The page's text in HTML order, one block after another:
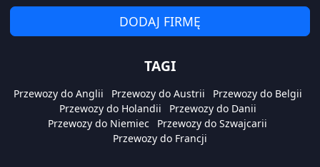
DODAJ FIRMĘ
TAGI
Przewozy do Anglii Przewozy do Austrii
Przewozy do Belgii
Przewozy do Holandii
Przewozy do Danii
Przewozy do Niemiec
Przewozy do Szwajcarii
Przewozy do Francji